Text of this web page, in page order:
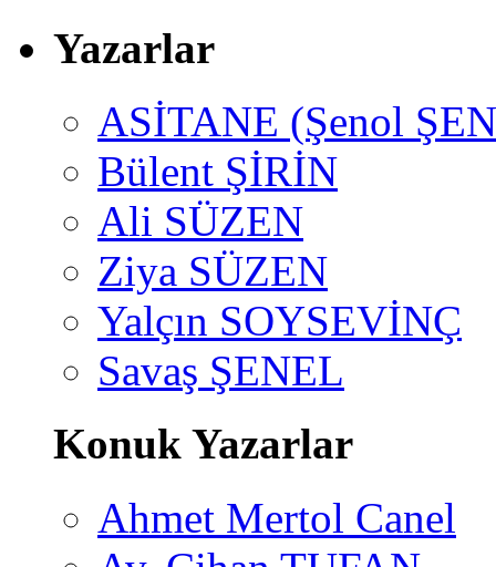
Yazarlar
ASİTANE (Şenol
Bülent ŞİRİN
Ali SÜZEN
Ziya SÜZEN
Yalçın SOYSEVİNÇ
Savaş ŞENEL
Konuk Yazarlar
Ahmet Mertol Canel